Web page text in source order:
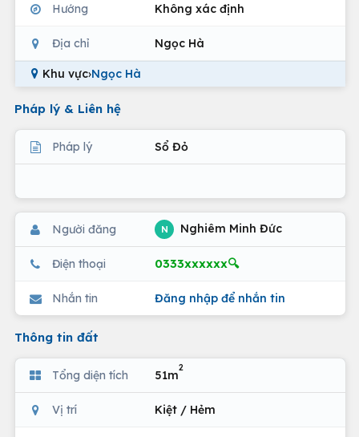
Hướng Không xác định
Địa chỉ Ngọc Hà
Khu vực›Ngọc Hà
Pháp lý & Liên hệ
Pháp lý Sổ Đỏ
Người đăng N Nghiêm Minh Đức
Điện thoại 0333xxxxxx🔍
Nhắn tin Đăng nhập để nhắn tin
Thông tin đất
Tổng diện tích 51m
2
Vị trí Kiệt / Hẻm